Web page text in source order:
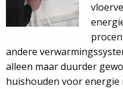
andere
alleen maar duurder
huishouden voor energie